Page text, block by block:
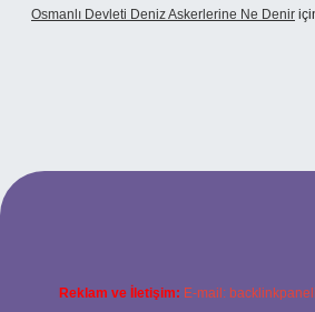
Osmanlı Devleti Deniz Askerlerine Ne Denir
giriş
Reklam ve İletişim: E-mail: